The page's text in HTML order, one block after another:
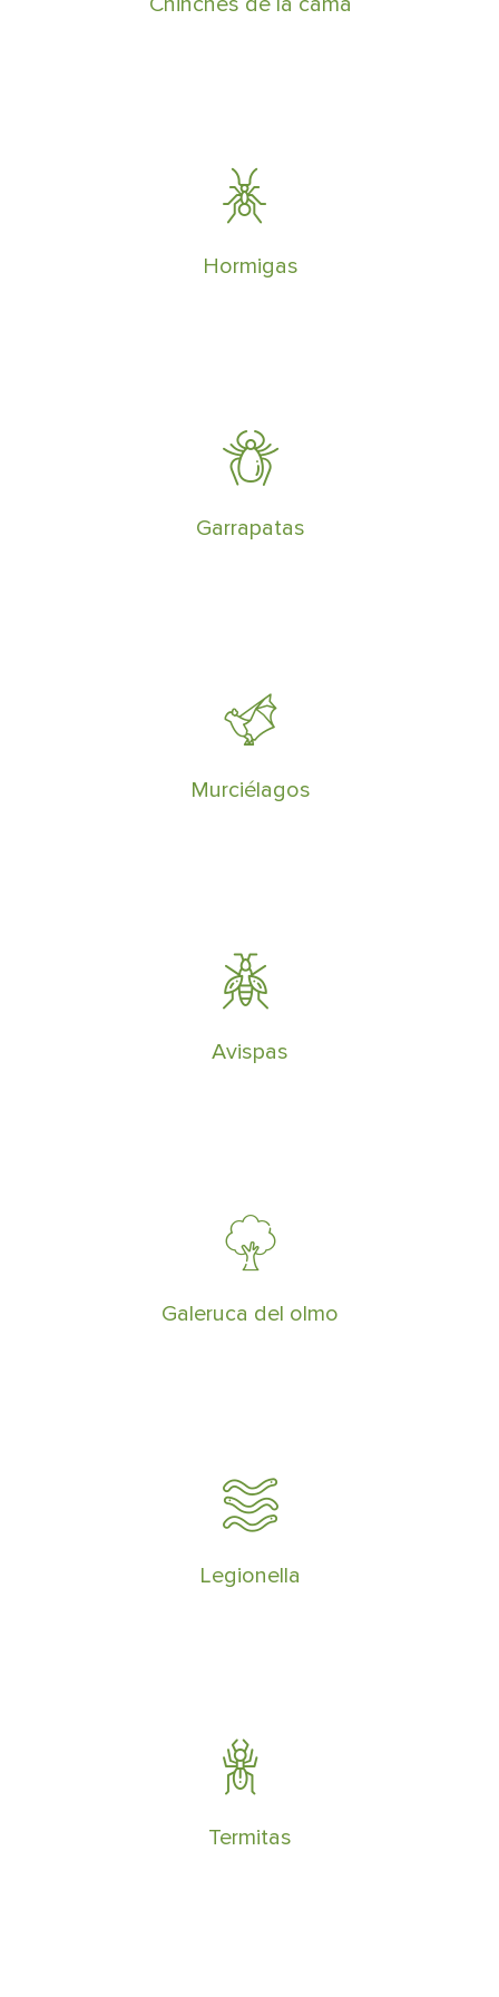
Hormigas
Concebimos planes para eliminar
hormigas de forma rápida y eficaz,
Garrapatas
Eliminar garrapatas requiere de un
estudio previo para controlar y eliminar
Murciélagos
Los murciélagos pueden ahuyentarse de
una vivienda o edificio si están sujetos a
Avispas
Especialistas en eliminar plagas de
avispas y retirada de avisperos
Galeruca del olmo
La galeruca del olmo es un insecto que
constituye una de las principales plagas
Legionella
Encargados de realizar tratamientos de
prevención y control de la Legionelosis
Termitas
Tenemos sistemas especializados en la
eliminación de termitas subterráneas